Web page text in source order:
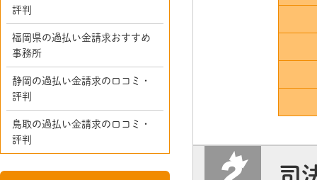
評判
福岡県の過払い金請求おすすめ
事務所
静岡の過払い金請求の口コミ・
評判
鳥取の過払い金請求の口コミ・
評判